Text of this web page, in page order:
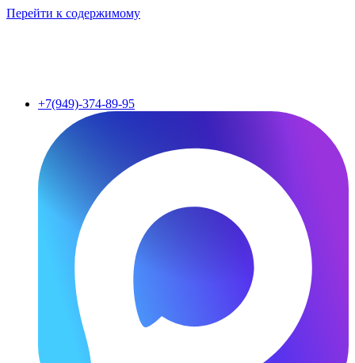
Перейти к содержимому
+7(949)-374-89-95